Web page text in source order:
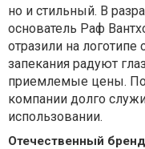
но и стильный. В
основатель Раф
отразили на
запекания радуют
приемлемые цены.
компании долго
использовании.
Отечественный